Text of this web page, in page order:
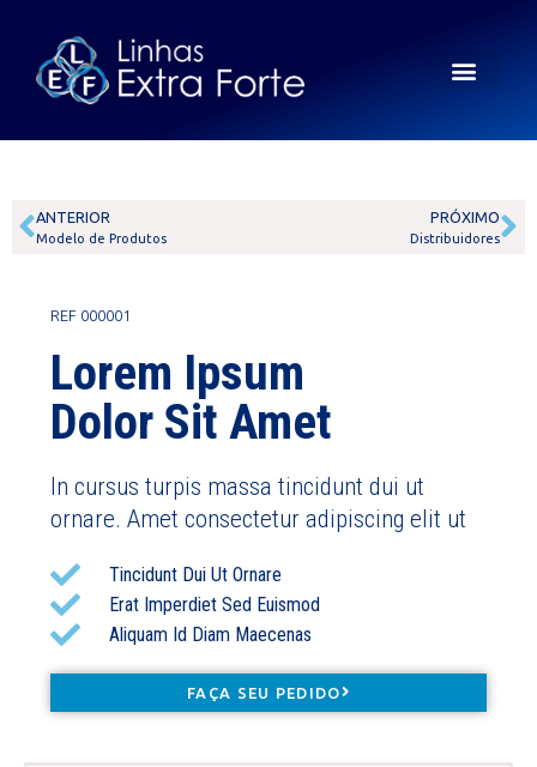
ANTERIOR
Modelo de Produtos
PRÓXIMO
Distribuidores
REF 000001
Lorem Ipsum
Dolor Sit Amet
In cursus turpis massa tincidunt dui ut
ornare. Amet consectetur adipiscing elit ut
Tincidunt Dui Ut Ornare
Erat Imperdiet Sed Euismod
Aliquam Id Diam Maecenas
FAÇA SEU PEDIDO